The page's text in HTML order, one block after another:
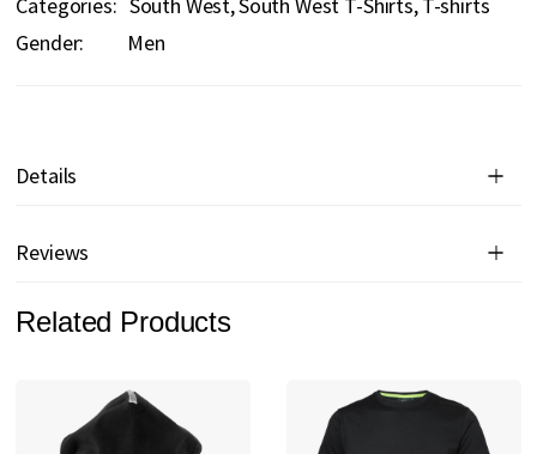
Gender:
Men
Details
Reviews
Related Products